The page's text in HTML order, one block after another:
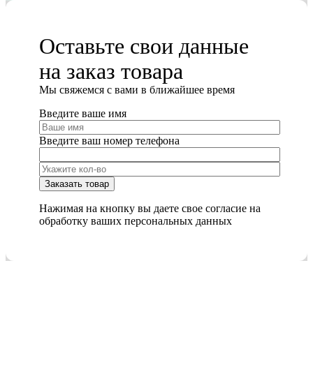
Оставьте свои данные
на заказ товара
Мы cвяжемся с вами в ближайшее время
Введите ваше имя
Введите ваш номер телефона
Нажимая на кнопку вы даете свое согласие на
обработку ваших персональных данных